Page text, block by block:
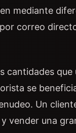
mediante
correo
cantidades
se
Un
vender una